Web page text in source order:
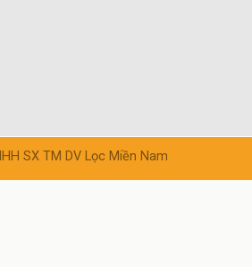
SX TM DV Lọc Miền Nam